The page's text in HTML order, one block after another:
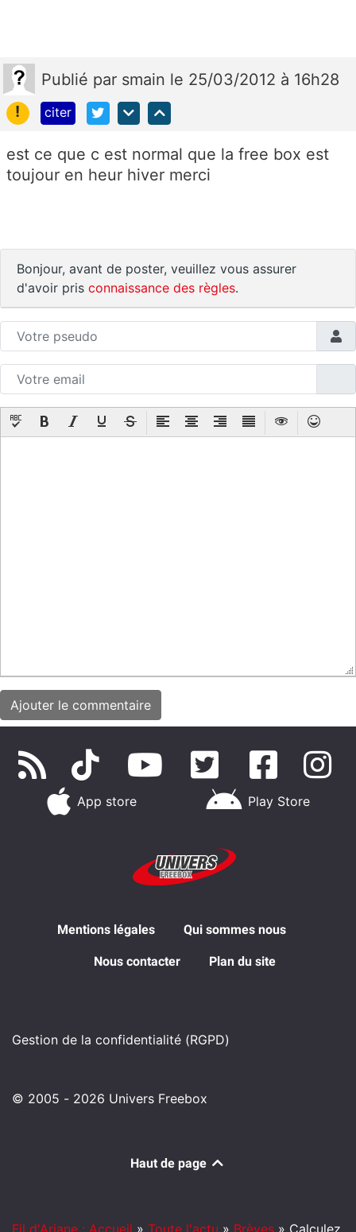
Publié par smain le 25/03/2012 à 16h28
!
citer
est ce que c est normal que la free box est
toujour en heur hiver merci
Bonjour, avant de poster, veuillez vous assurer
d'avoir pris connaissance des règles.
App store Play Store
Mentions légales Qui sommes nous
Nous contacter Plan du site
Gestion de la confidentialité (RGPD)
© 2005 - 2026 Univers Freebox
Haut de page